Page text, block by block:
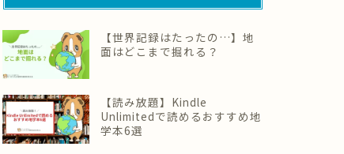
【世界記録はたったの…】地
面はどこまで掘れる？
【読み放題】Kindle
Unlimitedで読めるおすすめ地
学本6選